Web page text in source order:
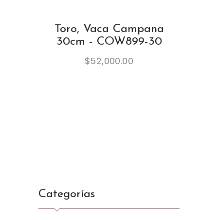
Toro, Vaca Campana
30cm - COW899-30
$52,000.00
Categorías